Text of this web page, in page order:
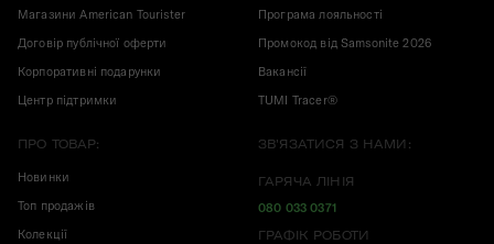
Магазини American Tourister
Договір публічної оферти
Корпоративні подарунки
Центр підтримки
Програма лояльності
Промокод від Samsonite 2026
Вакансії
TUMI Tracer®
ПРО ТОВАР:
Новинки
Топ продажів
Колекції
ЗВ'ЯЗАТИСЯ З НАМИ:
ГАРЯЧА ЛІНІЯ
080 033 0371
ГРАФІК РОБОТИ